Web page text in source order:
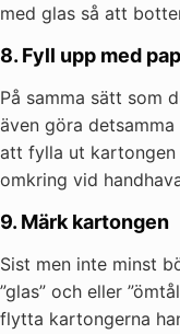
med glas så att
8. Fyll upp med
På samma sätt som
även göra
att fylla ut kartongen
omkring vid
9. Märk kartongen
Sist men inte minst
”glas” och eller
flytta kartongerna